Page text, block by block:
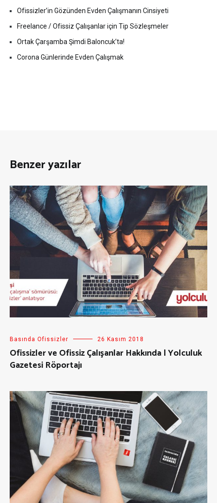
Ofissizler’in Gözünden Evden Çalışmanın Cinsiyeti
Freelance / Ofissiz Çalışanlar için Tip Sözleşmeler
Ortak Çarşamba Şimdi Baloncuk’ta!
Corona Günlerinde Evden Çalışmak
Benzer yazılar
Basında Ofissizler 26 Kasım 2018
Ofissizler ve Ofissiz Çalışanlar Hakkında | Yolculuk
Gazetesi Röportajı